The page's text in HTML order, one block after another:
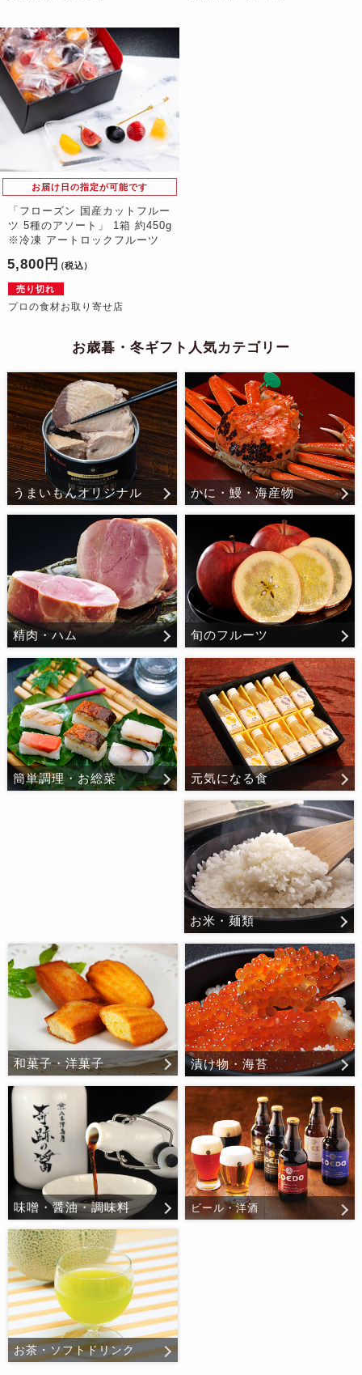
お届け日の指定が可能です
「フローズン 国産カットフルー
ツ 5種のアソート」 1箱 約450g
※冷凍 アートロックフルーツ
5,800円 （税込）
売り切れ
プロの食材お取り寄せ店
お歳暮・冬ギフト人気カテゴリー
うまいもんオリジナル かに・鰻・海産物
精肉・ハム 旬のフルーツ
簡単調理・お総菜 元気になる食
お米・麺類
和菓子・洋菓子 漬け物・海苔
味噌・醤油・調味料 ビール・洋酒
お茶・ソフトドリンク